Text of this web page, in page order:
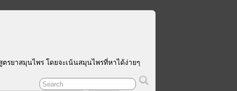
รยาสมุนไพร โดยจะเน้นสมุนไพรที่หาได้ง่ายๆ